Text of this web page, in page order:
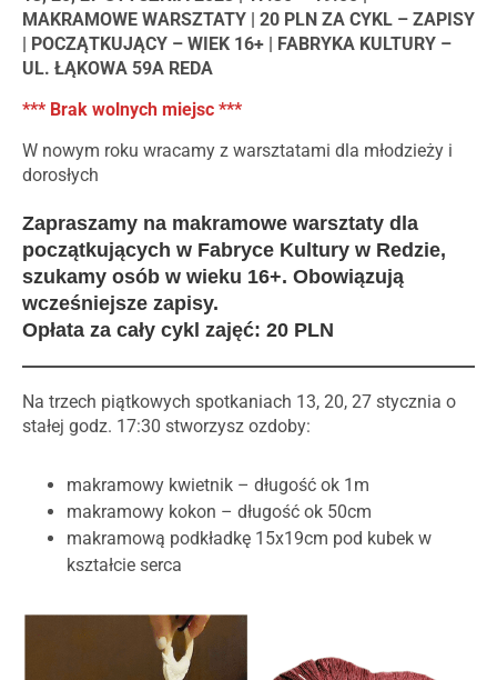
MAKRAMOWE WARSZTATY | 20 PLN ZA CYKL – ZAPISY
| POCZĄTKUJĄCY – WIEK 16+ | FABRYKA KULTURY –
UL. ŁĄKOWA 59A REDA
*** Brak wolnych miejsc ***
W nowym roku wracamy z warsztatami dla młodzieży i
dorosłych
Zapraszamy na makramowe warsztaty dla
początkujących w Fabryce Kultury w Redzie,
szukamy osób w wieku 16+. Obowiązują
wcześniejsze zapisy.
Opłata za cały cykl zajęć: 20 PLN
Na trzech piątkowych spotkaniach 13, 20, 27 stycznia o
stałej godz. 17:30 stworzysz ozdoby:
makramowy kwietnik – długość ok 1m
makramowy kokon – długość ok 50cm
makramową podkładkę 15x19cm pod kubek w
kształcie serca